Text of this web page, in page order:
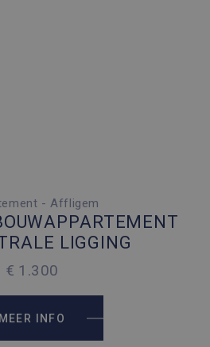
- Affligem
LIGGING
€ 1.300
MEER INFO